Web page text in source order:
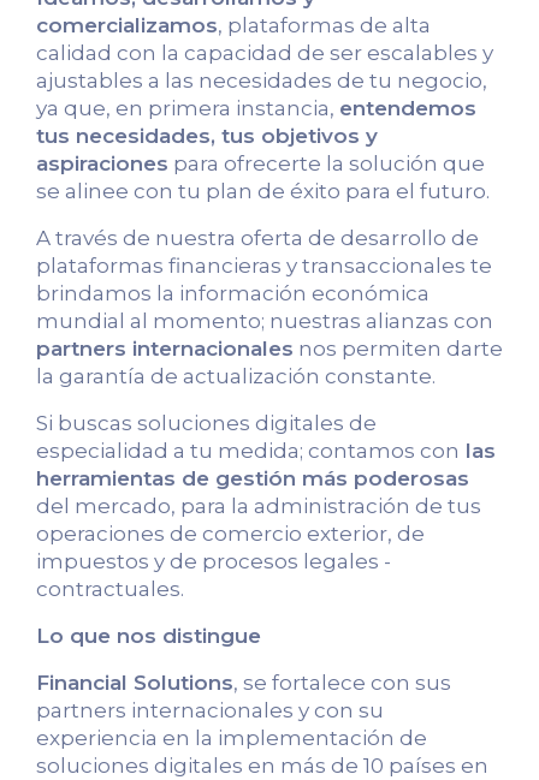
comercializamos, plataformas de alta
calidad con la capacidad de ser escalables y
ajustables a las necesidades de tu negocio,
ya que, en primera instancia, entendemos
tus necesidades, tus objetivos y
aspiraciones para ofrecerte la solución que
se alinee con tu plan de éxito para el futuro.
A través de nuestra oferta de desarrollo de
plataformas financieras y transaccionales te
brindamos la información económica
mundial al momento; nuestras alianzas con
partners internacionales nos permiten darte
la garantía de actualización constante.
Si buscas soluciones digitales de
especialidad a tu medida; contamos con las
herramientas de gestión más poderosas
del mercado, para la administración de tus
operaciones de comercio exterior, de
impuestos y de procesos legales -
contractuales.
Lo que nos distingue
Financial Solutions, se fortalece con sus
partners internacionales y con su
experiencia en la implementación de
soluciones digitales en más de 10 países en